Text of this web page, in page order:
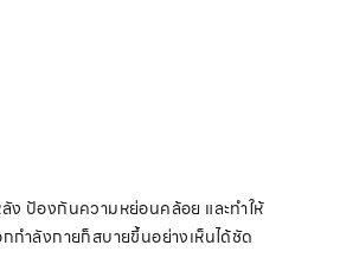
ง ป้องกันความหย่อนคล้อย และทำให้
กำลังกายก็สบายขึ้นอย่างเห็นได้ชัด